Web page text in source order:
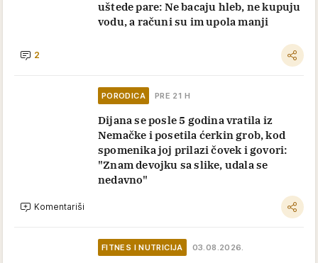
uštede pare: Ne bacaju hleb, ne kupuju
vodu, a računi su im upola manji
2
PORODICA PRE 21 H
Dijana se posle 5 godina vratila iz
Nemačke i posetila ćerkin grob, kod
spomenika joj prilazi čovek i govori:
"Znam devojku sa slike, udala se
nedavno"
Komentariši
FITNES I NUTRICIJA 03.08.2026.